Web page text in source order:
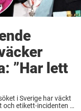
”Har lett
i Sverige har väckt
etikett-incidenten är